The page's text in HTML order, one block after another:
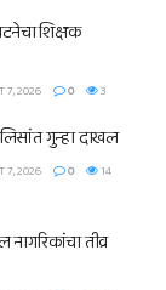
शिक्षक
7, 2026 0 3
गुन्हा दाखल
7, 2026 0 14
तीव्र